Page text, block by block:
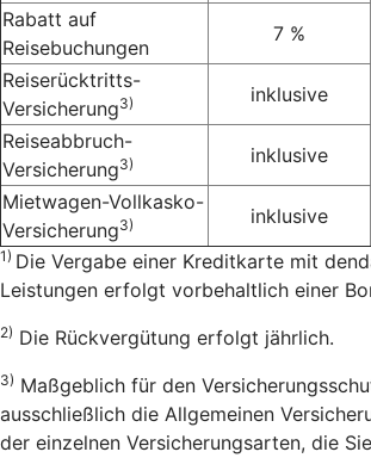
Rabatt auf
Reisebuchungen
7 %
Reiserücktritts-
Versicherung3) inklusive
Reiseabbruch-
Versicherung3) inklusive
Mietwagen-Vollkasko-
Versicherung3) inklusive
1) Die Vergabe einer Kreditkarte mit
Leistungen erfolgt vorbehaltlich einer
2) Die Rückvergütung erfolgt jährlich.
3) Maßgeblich für den
ausschließlich die Allgemeinen
der einzelnen Versicherungsarten, die